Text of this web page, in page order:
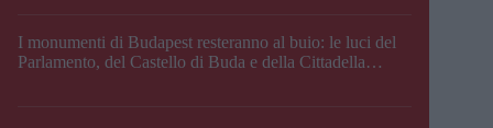
I monumenti di Budapest resteranno al buio: le luci del
Parlamento, del Castello di Buda e della Cittadella